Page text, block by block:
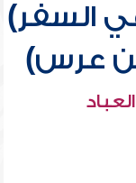
السفر)
عرس)